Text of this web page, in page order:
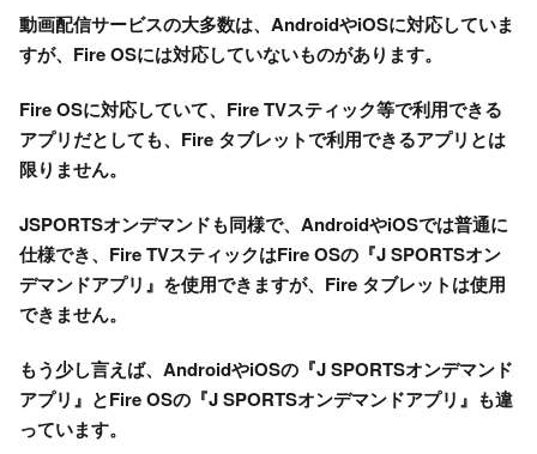
動画配信サービスの大多数は、AndroidやiOSに対応していま
すが、Fire OSには対応していないものがあります。
Fire OSに対応していて、Fire TVスティック等で利用できる
アプリだとしても、Fire タブレットで利用できるアプリとは
限りません。
JSPORTSオンデマンドも同様で、AndroidやiOSでは普通に
仕様でき、Fire TVスティックはFire OSの『J SPORTSオン
デマンドアプリ』を使用できますが、Fire タブレットは使用
できません。
もう少し言えば、AndroidやiOSの『J SPORTSオンデマンド
アプリ』とFire OSの『J SPORTSオンデマンドアプリ』も違
っています。